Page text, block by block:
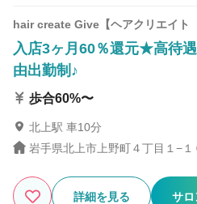
業務委託・フリーランス
詳細条件
この条件の求
hair create Give【ヘアクリエイト
入店3ヶ月60％還元★高待
由出勤制♪
歩合60%〜
北上駅 車10分
岩手県北上市上野町４丁目１−１
詳細を見る サ